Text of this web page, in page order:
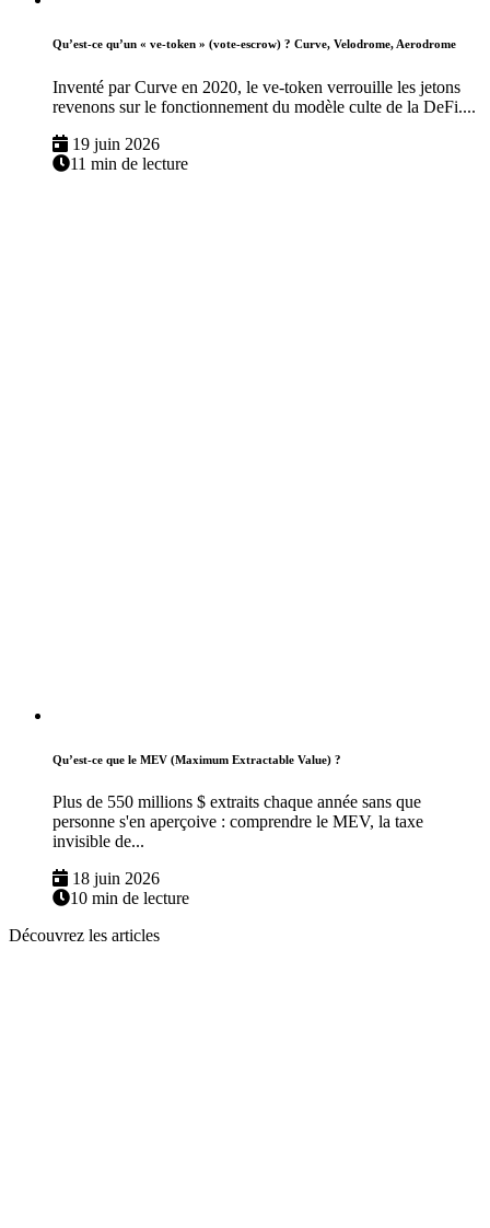
Qu’est-ce qu’un « ve-token » (vote-escrow) ? Curve, Velodrome, Aerodrome
Inventé par Curve en 2020, le ve-token verrouille les jetons
revenons sur le fonctionnement du modèle culte de la DeFi....
19 juin 2026
11 min de lecture
Qu’est-ce que le MEV (Maximum Extractable Value) ?
Plus de 550 millions $ extraits chaque année sans que
personne s'en aperçoive : comprendre le MEV, la taxe
invisible de...
18 juin 2026
10 min de lecture
Découvrez les articles